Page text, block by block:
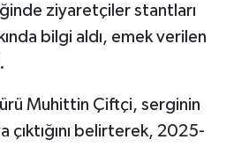
ziyaretçiler stantları
bilgi aldı, emek verilen
Muhittin Çiftçi, serginin
belirterek, 2025-